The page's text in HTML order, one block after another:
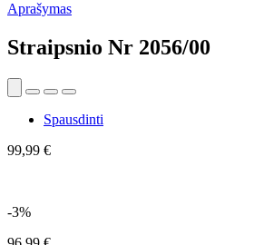
Aprašymas
Straipsnio Nr 2056/00
Spausdinti
99,99 €
-3%